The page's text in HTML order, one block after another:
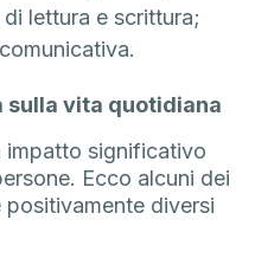
lettura e scrittura;
sulla vita quotidiana
impatto significativo
Ecco alcuni dei
diversi